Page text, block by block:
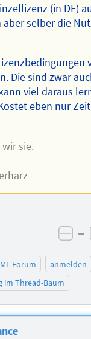
(in DE)
selber die
Die sind zwar
viel daraus
eben nur
sie.
–
Forum
anmelden
im Thread-Baum